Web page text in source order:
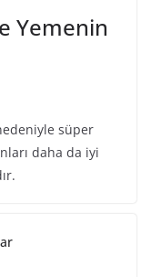
Yemenin
süper
daha da iyi